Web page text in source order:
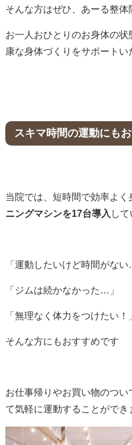
そんな方はぜひ、あーる整体
お一人おひとりのお身体の
康な身体づくりをサポートい
スキマ時間の運動にもお
当院では、短時間で効率よく
ニングマシンを17台導入 して
「運動したいけど時間がない
「ジムは続かなかった…」
「無理なく体力をつけたい！
そんな方にもおすすめです
お仕事帰りやお買い物のつ
て気軽に運動することができ